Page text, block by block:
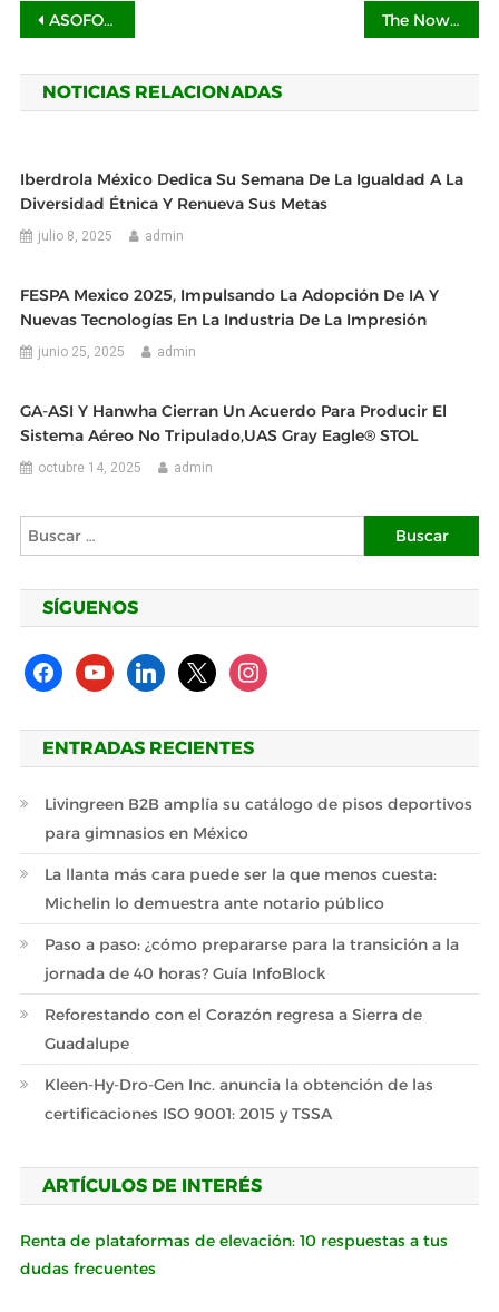
Navegación
de
entradas
ASOFOM nombra a Javier Garza Hoeffer Presidente del Consejo Directivo Nacional para el periodo 2025-2026 The Now Corporation (OTC: NWPN) ve oportunidades para proyectos solares comunitarios en California
NOTICIAS RELACIONADAS
Iberdrola México Dedica Su Semana De La Igualdad A La
Diversidad Étnica Y Renueva Sus Metas
julio 8, 2025 admin
FESPA Mexico 2025, Impulsando La Adopción De IA Y
Nuevas Tecnologías En La Industria De La Impresión
junio 25, 2025 admin
GA-ASI Y Hanwha Cierran Un Acuerdo Para Producir El
Sistema Aéreo No Tripulado,UAS Gray Eagle® STOL
octubre 14, 2025 admin
Buscar:
SÍGUENOS
facebookyoutubelinkedin
x instagram
ENTRADAS RECIENTES
Livingreen B2B amplía su catálogo de pisos deportivos
para gimnasios en México
La llanta más cara puede ser la que menos cuesta:
Michelin lo demuestra ante notario público
Paso a paso: ¿cómo prepararse para la transición a la
jornada de 40 horas? Guía InfoBlock
Reforestando con el Corazón regresa a Sierra de
Guadalupe
Kleen-Hy-Dro-Gen Inc. anuncia la obtención de las
certificaciones ISO 9001: 2015 y TSSA
ARTÍCULOS DE INTERÉS
Renta de plataformas de elevación: 10 respuestas a tus
dudas frecuentes